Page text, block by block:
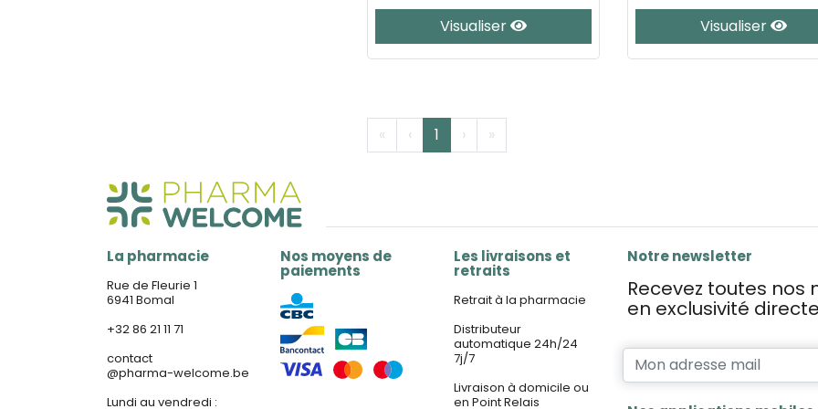
Visualiser Visualiser
« ‹ 1 › »
La pharmacie
Rue de Fleurie 1
6941 Bomal
+32 86 21 11 71
contact
@pharma-welcome.be
Lundi au vendredi :
Nos moyens de
paiements
Les livraisons et
retraits
Retrait à la pharmacie
Distributeur
automatique 24h/24
7j/7
Livraison à domicile ou
en Point Relais
Notre newsletter
Recevez toutes
en exclusivité